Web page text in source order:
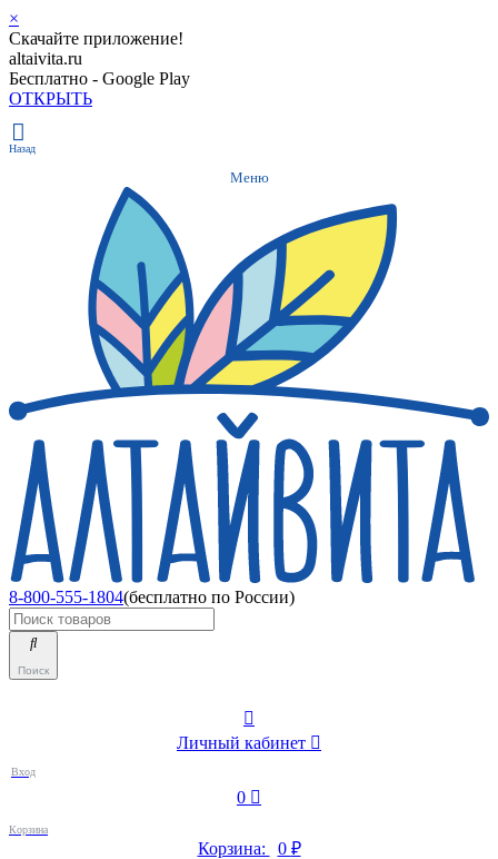
×
Скачайте приложение!
altaivita.ru
Бесплатно - Google Play
ОТКРЫТЬ
Назад
Меню
8-800-555-1804(бесплатно по России)
Поиск
Личный кабинет
Вход
0
Корзина
Корзина: 0 ₽